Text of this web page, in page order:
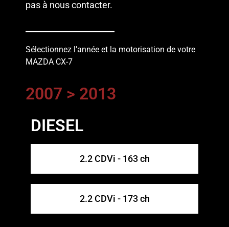
pas à nous contacter.
Sélectionnez l’année et la motorisation de votre
MAZDA CX-7
2007 > 2013
DIESEL
2.2 CDVi - 163 ch
2.2 CDVi - 173 ch